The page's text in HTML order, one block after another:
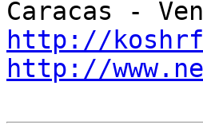
http://
http://